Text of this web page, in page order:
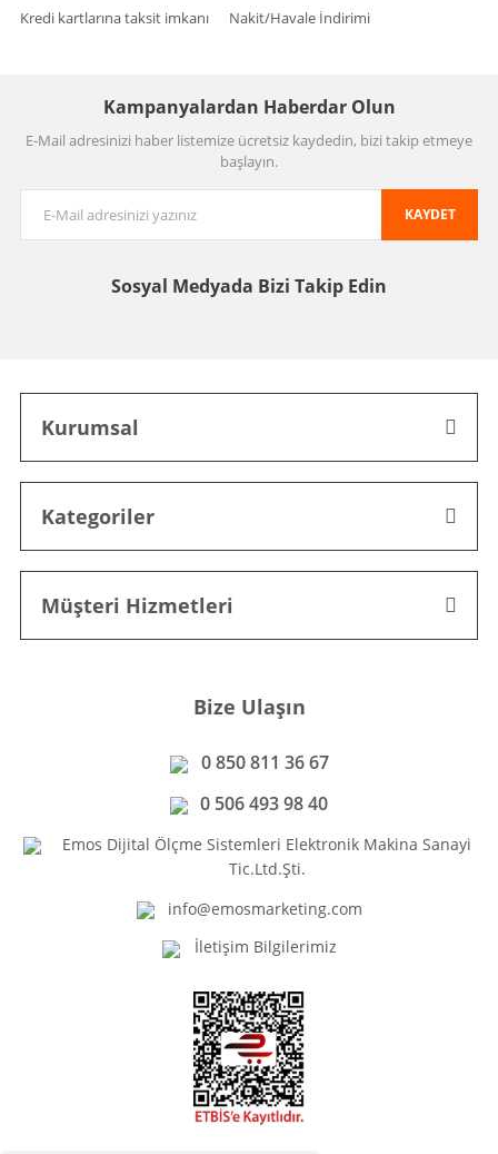
Kredi kartlarına taksit imkanı Nakit/Havale İndirimi
Kampanyalardan Haberdar Olun
E-Mail adresinizi haber listemize ücretsiz kaydedin, bizi takip etmeye
başlayın.
KAYDET
Sosyal Medyada Bizi Takip Edin
Kurumsal
Kategoriler
Müşteri Hizmetleri
Bize Ulaşın
0 850 811 36 67
0 506 493 98 40
Emos Dijital Ölçme Sistemleri Elektronik Makina Sanayi
Tic.Ltd.Şti.
info@emosmarketing.com
İletişim Bilgilerimiz